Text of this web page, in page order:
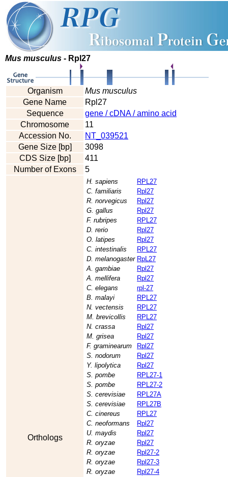
Mus musculus - Rpl27
Organism
Mus musculus
Gene Name
Rpl27
Sequence
gene / cDNA / amino acid
Chromosome
11
Accession No.
NT_039521
Gene Size [bp]
3098
CDS Size [bp]
411
Number of Exons
5
Orthologs
H. sapiens
RPL27
C. familiaris
Rpl27
R. norvegicus
Rpl27
G. gallus
Rpl27
F. rubripes
RPL27
D. rerio
Rpl27
O. latipes
Rpl27
C. intestinalis
RPL27
D. melanogaster RpL27
A. gambiae
Rpl27
A. mellifera
Rpl27
C. elegans
rpl-27
B. malayi
RPL27
N. vectensis
RPL27
M. brevicollis
RPL27
N. crassa
Rpl27
M. grisea
Rpl27
F. graminearum
Rpl27
S. nodorum
Rpl27
Y. lipolytica
Rpl27
S. pombe
RPL27-1
S. pombe
RPL27-2
S. cerevisiae
RPL27A
S. cerevisiae
RPL27B
C. cinereus
RPL27
C. neoformans
Rpl27
U. maydis
Rpl27
R. oryzae
Rpl27
R. oryzae
Rpl27-2
R. oryzae
Rpl27-3
R. oryzae
Rpl27-4